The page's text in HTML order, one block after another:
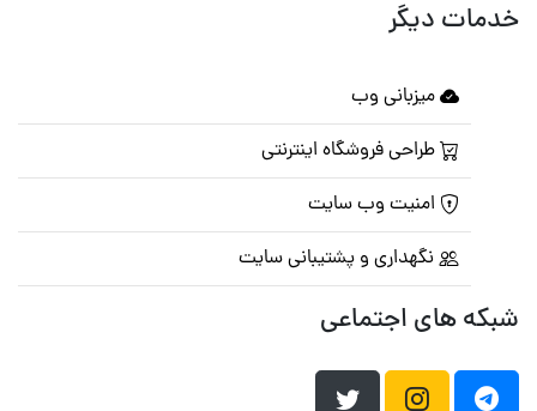
خدمات دیگر
میزبانی وب
طراحی فروشگاه اینترنتی
امنیت وب سایت
نگهداری و پشتیبانی سایت
شبکه های اجتماعی